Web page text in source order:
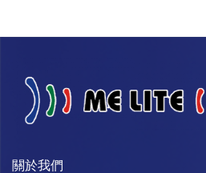
關於我們​